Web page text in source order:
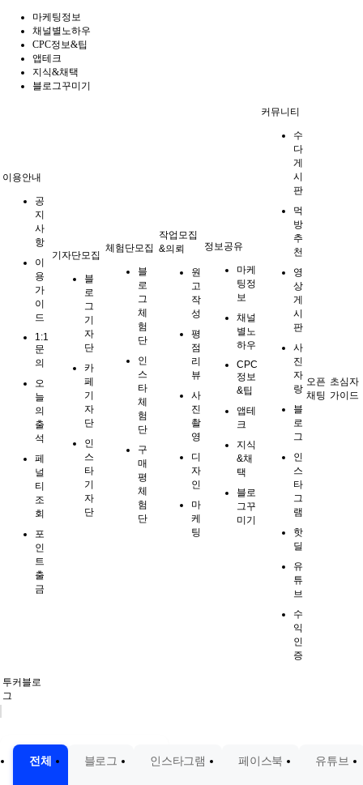
마케팅정보
채널별노하우
CPC정보&팁
앱테크
지식&채택
블로그꾸미기
이용안내
공
지
사
항
이
용
가
이
드
1:1
문
의
오
늘
의
출
석
페
널
티
조
회
포
인
트
출
금
기자단모집
블
로
그
기
자
단
카
페
기
자
단
인
스
타
기
자
단
체험단모집
블
로
그
체
험
단
인
스
타
체
험
단
구
매
평
체
험
단
작업모집
&의뢰
원
고
작
성
평
점
리
뷰
사
진
촬
영
디
자
인
마
케
팅
정보공유
마케
팅정
보
채널
별노
하우
CPC
정보
&팁
앱테
크
지식
&채
택
블로
그꾸
미기
커뮤니티
수
다
게
시
판
먹
방
추
천
영
상
게
시
판
사
진
자
랑
블
로
그
인
스
타
그
램
핫
딜
유
튜
브
수
익
인
증
오픈
채팅
초심자
가이드
투커블로
그
전체 블로그 인스타그램 페이스북 유튜브